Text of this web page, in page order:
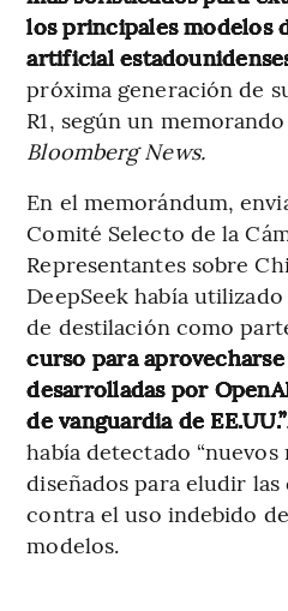
los principales modelos
artificial
próxima generación de
R1, según un
Bloomberg News.
En el memorándum,
Comité Selecto de la
Representantes sobre
DeepSeek había
de destilación como
curso para
desarrolladas por
de vanguardia de EE.UU.”
había detectado “nuevos
diseñados para eludir las
contra el uso indebido
modelos.